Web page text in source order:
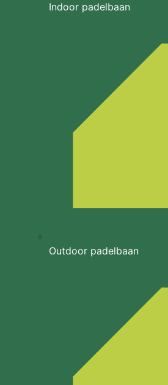
Indoor padelbaan
Outdoor padelbaan